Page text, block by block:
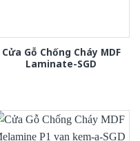
Cửa Gỗ Chống Cháy MDF
Laminate-SGD